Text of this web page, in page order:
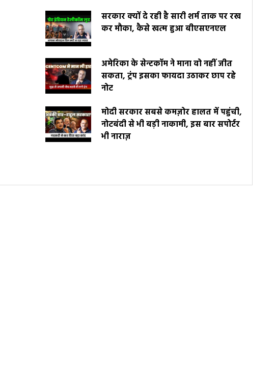
सरकार क्यों दे रही है सारी शर्म ताक पर रख
कर मौका, कैसे खत्म हुआ बीएसएनएल
अमेरिका के सेन्टकॉम ने माना वो नहीं जीत
सकता, ट्रंप इसका फायदा उठाकर छाप रहे
नोट
मोदी सरकार सबसे कमज़ोर हालत में पहुंची,
नोटबंदी से भी बड़ी नाकामी, इस बार सपोर्टर
भी नाराज़